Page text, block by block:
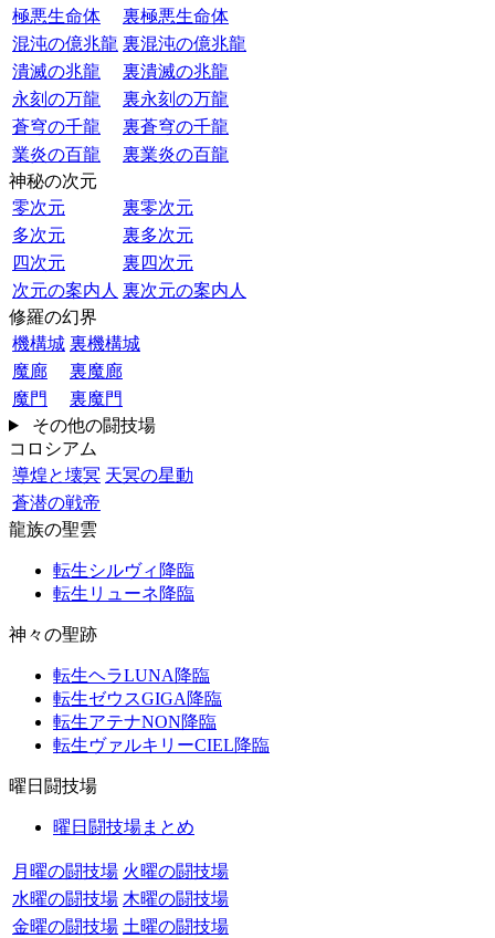
極悪生命体
裏極悪生命体
混沌の億兆龍 裏混沌の億兆龍
潰滅の兆龍
裏潰滅の兆龍
永刻の万龍
裏永刻の万龍
蒼穹の千龍
裏蒼穹の千龍
業炎の百龍
裏業炎の百龍
神秘の次元
零次元
裏零次元
多次元
裏多次元
四次元
裏四次元
次元の案内人 裏次元の案内人
修羅の幻界
機構城 裏機構城
魔廊
裏魔廊
魔門
裏魔門
その他の闘技場
コロシアム
導煌と壊冥 天冥の星動
蒼潜の戦帝
龍族の聖雲
転生シルヴィ降臨
転生リューネ降臨
神々の聖跡
転生ヘラLUNA降臨
転生ゼウスGIGA降臨
転生アテナNON降臨
転生ヴァルキリーCIEL降臨
曜日闘技場
曜日闘技場まとめ
月曜の闘技場 火曜の闘技場
水曜の闘技場 木曜の闘技場
金曜の闘技場 土曜の闘技場